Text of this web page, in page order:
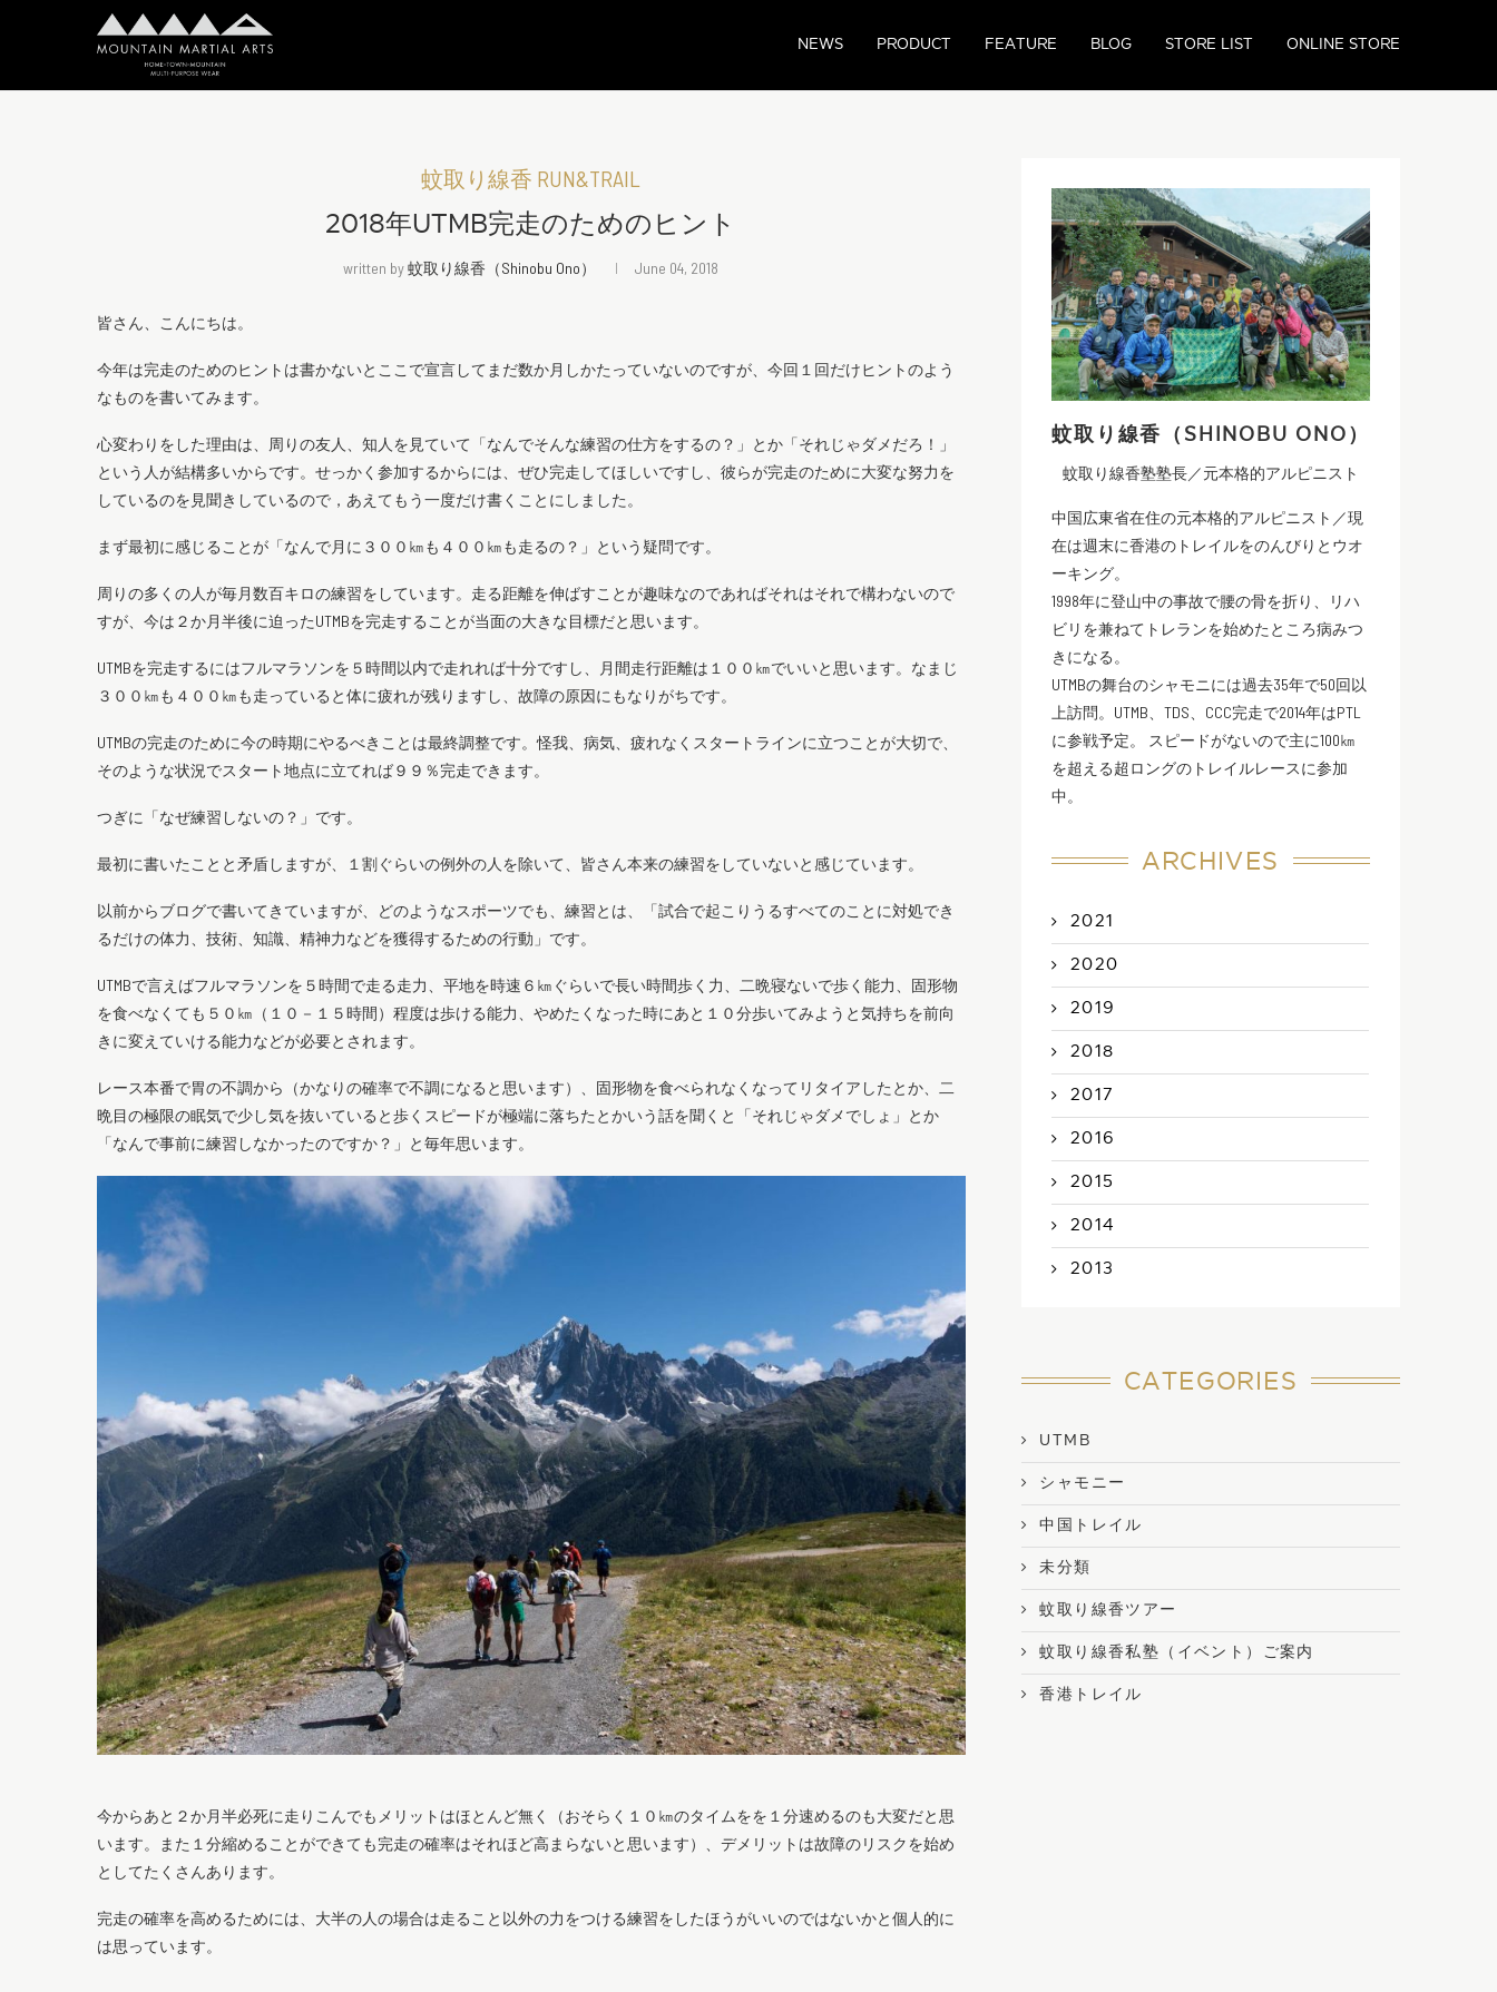
NEWS PRODUCT FEATURE BLOG STORE LIST ONLINE STORE
蚊取り線香 RUN&TRAIL
2018年UTMB完走のためのヒント
written by蚊取り線香（Shinobu Ono） June 04, 2018
皆さん、こんにちは。
今年は完走のためのヒントは書かないとここで宣言してまだ数か月しかたっていないのですが、今回１回だけヒントのよう
なものを書いてみます。
心変わりをした理由は、周りの友人、知人を見ていて「なんでそんな練習の仕方をするの？」とか「それじゃダメだろ！」
という人が結構多いからです。せっかく参加するからには、ぜひ完走してほしいですし、彼らが完走のために大変な努力を
しているのを見聞きしているので，あえてもう一度だけ書くことにしました。
まず最初に感じることが「なんで月に３００㎞も４００㎞も走るの？」という疑問です。
周りの多くの人が毎月数百キロの練習をしています。走る距離を伸ばすことが趣味なのであればそれはそれで構わないので
すが、今は２か月半後に迫ったUTMBを完走することが当面の大きな目標だと思います。
UTMBを完走するにはフルマラソンを５時間以内で走れれば十分ですし、月間走行距離は１００㎞でいいと思います。なまじ
３００㎞も４００㎞も走っていると体に疲れが残りますし、故障の原因にもなりがちです。
UTMBの完走のために今の時期にやるべきことは最終調整です。怪我、病気、疲れなくスタートラインに立つことが大切で、
そのような状況でスタート地点に立てれば９９％完走できます。
つぎに「なぜ練習しないの？」です。
最初に書いたことと矛盾しますが、１割ぐらいの例外の人を除いて、皆さん本来の練習をしていないと感じています。
以前からブログで書いてきていますが、どのようなスポーツでも、練習とは、「試合で起こりうるすべてのことに対処でき
るだけの体力、技術、知識、精神力などを獲得するための行動」です。
UTMBで言えばフルマラソンを５時間で走る走力、平地を時速６㎞ぐらいで長い時間歩く力、二晩寝ないで歩く能力、固形物
を食べなくても５０㎞（１０－１５時間）程度は歩ける能力、やめたくなった時にあと１０分歩いてみようと気持ちを前向
きに変えていける能力などが必要とされます。
レース本番で胃の不調から（かなりの確率で不調になると思います）、固形物を食べられなくなってリタイアしたとか、二
晩目の極限の眠気で少し気を抜いていると歩くスピードが極端に落ちたとかいう話を聞くと「それじゃダメでしょ」とか
「なんで事前に練習しなかったのですか？」と毎年思います。
今からあと２か月半必死に走りこんでもメリットはほとんど無く（おそらく１０㎞のタイムをを１分速めるのも大変だと思
います。また１分縮めることができても完走の確率はそれほど高まらないと思います）、デメリットは故障のリスクを始め
としてたくさんあります。
完走の確率を高めるためには、大半の人の場合は走ること以外の力をつける練習をしたほうがいいのではないかと個人的に
は思っています。
蚊取り線香（SHINOBU ONO）
蚊取り線香塾塾長／元本格的アルピニスト
中国広東省在住の元本格的アルピニスト／現
在は週末に香港のトレイルをのんびりとウオ
ーキング。
1998年に登山中の事故で腰の骨を折り、リハ
ビリを兼ねてトレランを始めたところ病みつ
きになる。
UTMBの舞台のシャモニには過去35年で50回以
上訪問。UTMB、TDS、CCC完走で2014年はPTL
に参戦予定。 スピードがないので主に100㎞
を超える超ロングのトレイルレースに参加
中。
ARCHIVES
2021
2020
2019
2018
2017
2016
2015
2014
2013
CATEGORIES
UTMB
シャモニー
中国トレイル
未分類
蚊取り線香ツアー
蚊取り線香私塾（イベント）ご案内
香港トレイル